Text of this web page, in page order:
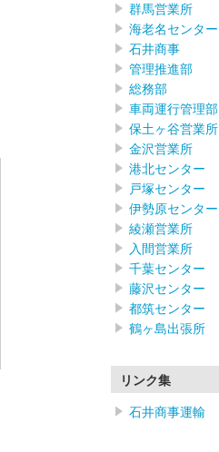
群馬営業所
海老名センター
石井商事
管理推進部
総務部
車両運行管理部
保土ヶ谷営業所
金沢営業所
港北センター
戸塚センター
伊勢原センター
綾瀬営業所
入間営業所
千葉センター
藤沢センター
都筑センター
鶴ヶ島出張所
リンク集
石井商事運輸